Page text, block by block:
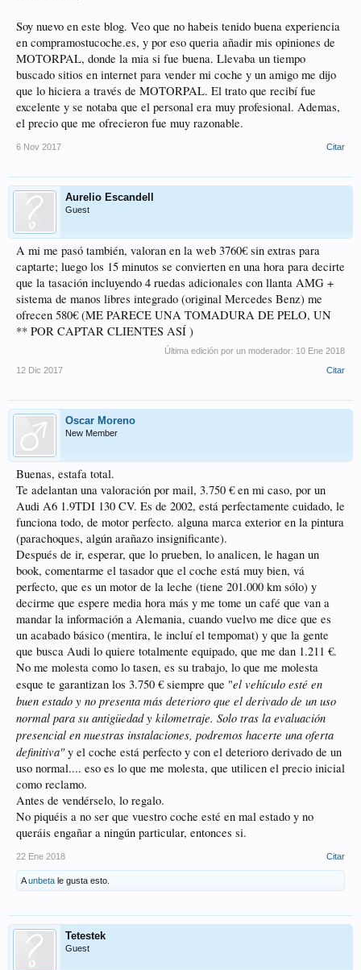
intentar engañar si necesitas el dinero rápido diciéndote en el momento que los
están como a ellos les da la gana. ( perdonad que me ría pero me pareció muy
gracioso)
Pdta; a los que queráis vender el coche rápido , hay un montón de webs para
vender gratuitas en las que vendes rápido y no se aprovechan estos tipos, que
van de pagar lo máximo. No os desesperéis y engordéis al oportunista que son
como lobos.
Soy nuevo en este blog. Veo que no habeis tenido buena experiencia
en compramostucoche.es, y por eso queria añadir mis opiniones de
MOTORPAL, donde la mia si fue buena. Llevaba un tiempo
buscado sitios en internet para vender mi coche y un amigo me dijo
que lo hiciera a través de MOTORPAL. El trato que recibí fue
excelente y se notaba que el personal era muy profesional. Ademas,
el precio que me ofrecieron fue muy razonable.
6 Nov 2017 Citar
Aurelio Escandell
Guest
A mi me pasó también, valoran en la web 3760€ sin extras para
captarte; luego los 15 minutos se convierten en una hora para decirte
que la tasación incluyendo 4 ruedas adicionales con llanta AMG +
sistema de manos libres integrado (original Mercedes Benz) me
ofrecen 580€ (ME PARECE UNA TOMADURA DE PELO, UN
** POR CAPTAR CLIENTES ASÍ )
Última edición por un moderador: 10 Ene 2018
12 Dic 2017
Citar
Oscar Moreno
New Member
Buenas, estafa total.
Te adelantan una valoración por mail, 3.750 € en mi caso, por un
Audi A6 1.9TDI 130 CV. Es de 2002, está perfectamente cuidado, le
funciona todo, de motor perfecto. alguna marca exterior en la pintura
(parachoques, algún arañazo insignificante).
Después de ir, esperar, que lo prueben, lo analicen, le hagan un
book, comentarme el tasador que el coche está muy bien, vá
perfecto, que es un motor de la leche (tiene 201.000 km sólo) y
decirme que espere media hora más y me tome un café que van a
mandar la información a Alemania, cuando vuelvo me dice que es
un acabado básico (mentira, le incluí el tempomat) y que la gente
que busca Audi lo quiere totalmente equipado, que me dan 1.211 €.
No me molesta como lo tasen, es su trabajo, lo que me molesta
esque te garantizan los 3.750 € siempre que "el vehículo esté en
buen estado y no presenta más deterioro que el derivado de un uso
normal para su antigüedad y kilometraje. Solo tras la evaluación
presencial en nuestras instalaciones, podremos hacerte una oferta
definitiva"y el coche está perfecto y con el deterioro derivado de un
uso normal.... eso es lo que me molesta, que utilicen el precio inicial
como reclamo.
Antes de vendérselo, lo regalo.
No piquéis a no ser que vuestro coche esté en mal estado y no
queráis engañar a ningún particular, entonces si.
22 Ene 2018 Citar
Aunbeta le gusta esto.
Tetestek
Guest